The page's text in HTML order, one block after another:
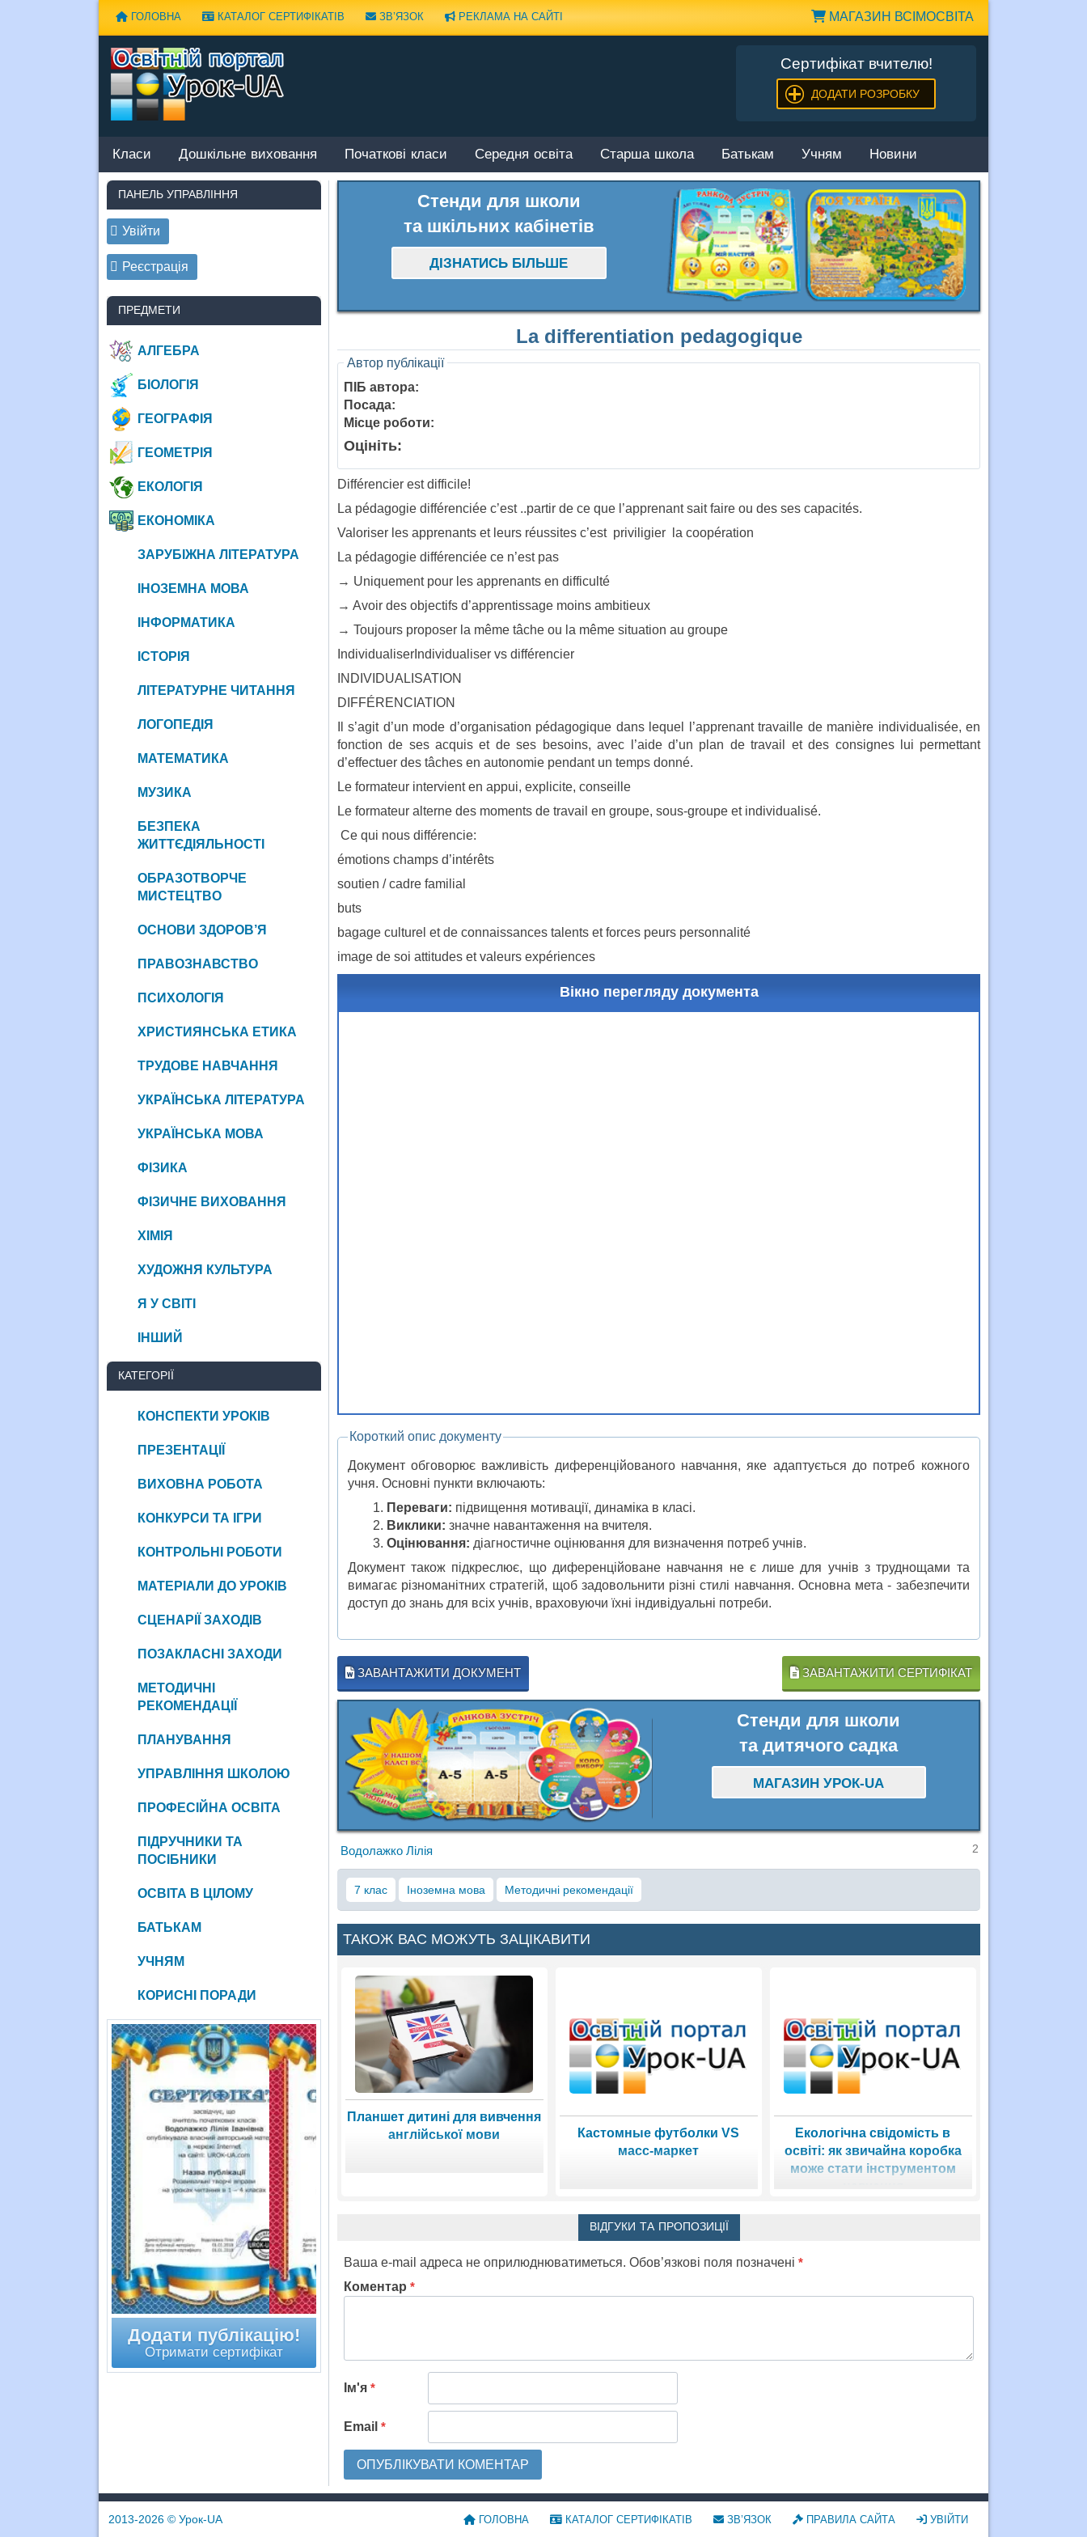
МАГАЗИН ВСІМОСВІТА
ГОЛОВНА КАТАЛОГ СЕРТИФІКАТІВ ЗВ’ЯЗОК РЕКЛАМА НА САЙТІ
Сертифікат вчителю!
ДОДАТИ РОЗРОБКУ
Класи Дошкільне виховання Початкові класи Середня освіта Старша школа Батькам Учням Новини
Стенди для школи
та шкільних кабінетів
ДІЗНАТИСЬ БІЛЬШЕ
La differentiation pedagogique
Автор публікації
ПІБ автора:
Посада:
Місце роботи:
Оцініть:
Différencier est difficile!
La pédagogie différenciée c’est ..partir de ce que l’apprenant sait faire ou des ses capacités.
Valoriser les apprenants et leurs réussites c’est priviligier la coopération
La pédagogie différenciée ce n’est pas
→ Uniquement pour les apprenants en difficulté
→ Avoir des objectifs d’apprentissage moins ambitieux
→ Toujours proposer la même tâche ou la même situation au groupe
IndividualiserIndividualiser vs différencier
INDIVIDUALISATION
DIFFÉRENCIATION
Il s’agit d’un mode d’organisation pédagogique dans lequel l’apprenant travaille de manière individualisée, en
fonction de ses acquis et de ses besoins, avec l’aide d’un plan de travail et des consignes lui permettant
d’effectuer des tâches en autonomie pendant un temps donné.
Le formateur intervient en appui, explicite, conseille
Le formateur alterne des moments de travail en groupe, sous-groupe et individualisé.
Ce qui nous différencie:
émotions champs d’intérêts
soutien / cadre familial
buts
bagage culturel et de connaissances talents et forces peurs personnalité
image de soi attitudes et valeurs expériences
Вікно перегляду документа
Короткий опис документу
Документ обговорює важливість диференційованого навчання, яке адаптується до потреб кожного
учня. Основні пункти включають:
Переваги: підвищення мотивації, динаміка в класі.
Виклики: значне навантаження на вчителя.
Оцінювання: діагностичне оцінювання для визначення потреб учнів.
Документ також підкреслює, що диференційоване навчання не є лише для учнів з труднощами та
вимагає різноманітних стратегій, щоб задовольнити різні стилі навчання. Основна мета - забезпечити
доступ до знань для всіх учнів, враховуючи їхні індивідуальні потреби.
ЗАВАНТАЖИТИ ДОКУМЕНТ ЗАВАНТАЖИТИ СЕРТИФІКАТ
Стенди для школи
та дитячого садка
МАГАЗИН УРОК-UA
Водолажко Лілія 2
7 клас Іноземна мова Методичні рекомендації
ТАКОЖ ВАС МОЖУТЬ ЗАЦІКАВИТИ
Планшет дитині для вивчення
англійської мови
Кастомные футболки VS
масс-маркет
Екологічна свідомість в
освіті: як звичайна коробка
може стати інструментом
навчання
ВІДГУКИ ТА ПРОПОЗИЦІЇ
Ваша e-mail адреса не оприлюднюватиметься. Обов’язкові поля позначені *
Коментар *
Ім'я *
Email *
ПАНЕЛЬ УПРАВЛІННЯ
Увійти
Реєстрація
ПРЕДМЕТИ
АЛГЕБРА
БІОЛОГІЯ
ГЕОГРАФІЯ
ГЕОМЕТРІЯ
ЕКОЛОГІЯ
ЕКОНОМІКА
ЗАРУБІЖНА ЛІТЕРАТУРА
ІНОЗЕМНА МОВА
ІНФОРМАТИКА
ІСТОРІЯ
ЛІТЕРАТУРНЕ ЧИТАННЯ
ЛОГОПЕДІЯ
МАТЕМАТИКА
МУЗИКА
БЕЗПЕКА
ЖИТТЄДІЯЛЬНОСТІ
ОБРАЗОТВОРЧЕ
МИСТЕЦТВО
ОСНОВИ ЗДОРОВ’Я
ПРАВОЗНАВСТВО
ПСИХОЛОГІЯ
ХРИСТИЯНСЬКА ЕТИКА
ТРУДОВЕ НАВЧАННЯ
УКРАЇНСЬКА ЛІТЕРАТУРА
УКРАЇНСЬКА МОВА
ФІЗИКА
ФІЗИЧНЕ ВИХОВАННЯ
ХІМІЯ
ХУДОЖНЯ КУЛЬТУРА
Я У СВІТІ
ІНШИЙ
КАТЕГОРІЇ
КОНСПЕКТИ УРОКІВ
ПРЕЗЕНТАЦІЇ
ВИХОВНА РОБОТА
КОНКУРСИ ТА ІГРИ
КОНТРОЛЬНІ РОБОТИ
МАТЕРІАЛИ ДО УРОКІВ
СЦЕНАРІЇ ЗАХОДІВ
ПОЗАКЛАСНІ ЗАХОДИ
МЕТОДИЧНІ
РЕКОМЕНДАЦІЇ
ПЛАНУВАННЯ
УПРАВЛІННЯ ШКОЛОЮ
ПРОФЕСІЙНА ОСВІТА
ПІДРУЧНИКИ ТА
ПОСІБНИКИ
ОСВІТА В ЦІЛОМУ
БАТЬКАМ
УЧНЯМ
КОРИСНІ ПОРАДИ
Додати публікацію!
Отримати сертифікат
2013-2026© Урок-UA ГОЛОВНА КАТАЛОГ СЕРТИФІКАТІВ ЗВ’ЯЗОК ПРАВИЛА САЙТА УВІЙТИ